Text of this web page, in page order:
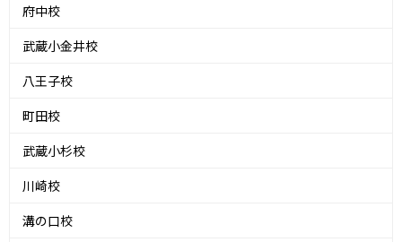
府中校
武蔵小金井校
八王子校
町田校
武蔵小杉校
川崎校
溝の口校